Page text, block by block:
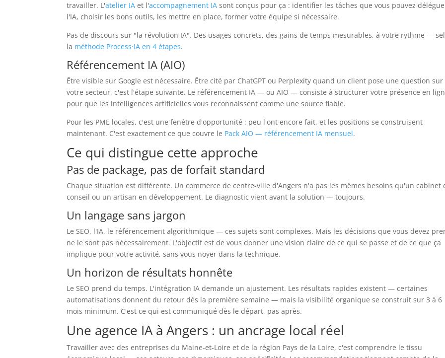
travailler. L'atelier IA et l'accompagnement IA sont conçus pour ça : identifier les tâches que vous pouvez
l'IA, choisir les bons outils, les mettre en place, former votre équipe si nécessaire.
Pas de discours sur "la révolution IA". Des usages concrets, des gains de temps mesurables, à votre rythme —
la méthode Process·IA en 4 étapes.
Référencement IA (AIO)
Être visible sur Google est nécessaire. Être cité par ChatGPT ou Perplexity quand un client pose une question sur
votre secteur, c'est l'étape suivante. Le référencement IA — ou AIO — consiste à structurer votre présence en
pour que les intelligences artificielles vous reconnaissent comme une source fiable.
Pour les PME locales, c'est une fenêtre d'opportunité : peu l'ont encore fait, et les positions se construisent
maintenant. C'est exactement ce que couvre le Pack AIO — référencement IA mensuel.
Ce qui distingue cette approche
Pas de package, pas de forfait standard
Chaque situation est différente. Un commerce de centre-ville d'Angers n'a pas les mêmes besoins qu'un cabinet
conseil ou un artisan en développement. Le diagnostic vient avant la solution — toujours.
Un langage sans jargon
Le SEO, l'IA, le référencement algorithmique — ces sujets sont complexes. Mais les décisions que vous devez
ne le sont pas nécessairement. L'objectif est de vous donner une vision claire de ce qui se passe et de ce que ça
implique pour votre activité, sans vous noyer dans la technique.
Un horizon de résultats honnête
Le SEO prend du temps. L'intégration IA demande un ajustement. Les résultats rapides existent — certaines
automatisations donnent du retour dès la première semaine — mais la visibilité organique se construit sur 3 à 6
mois minimum. C'est ce qui est communiqué dès le départ, pas après.
Une agence IA à Angers : un ancrage local réel
Travailler avec des entreprises du Maine-et-Loire et de la région Pays de la Loire, c'est comprendre le tissu